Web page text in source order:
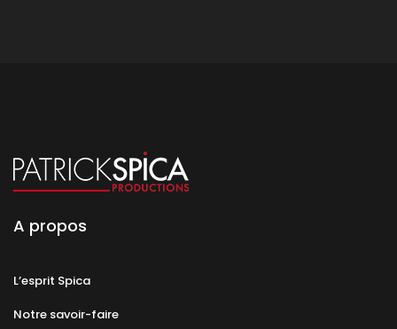
A propos
L’esprit Spica
Notre savoir-faire